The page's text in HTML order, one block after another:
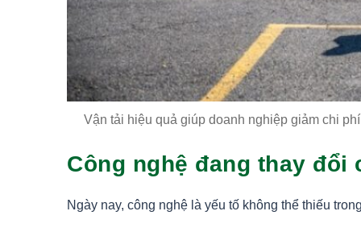
Vận tải hiệu quả giúp doanh nghiệp giảm chi
Công nghệ đang thay đổi
Ngày nay, công nghệ là yếu tố không thể thiếu